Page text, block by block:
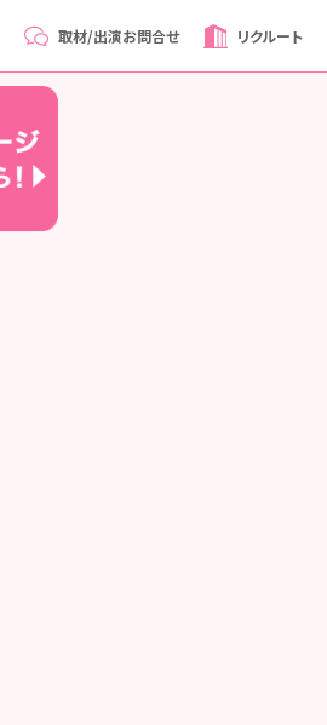
取材/出演お問合せ リクルート